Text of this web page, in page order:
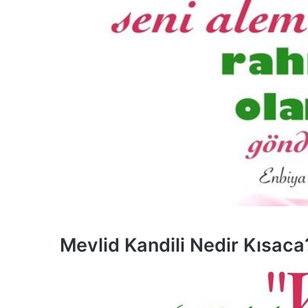
Mevlid Kandili Nedir